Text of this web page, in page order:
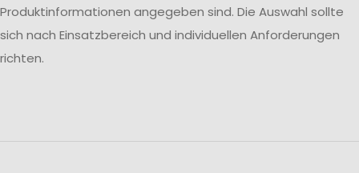
Produktinformationen angegeben sind. Die Auswahl sollte
sich nach Einsatzbereich und individuellen Anforderungen
richten.